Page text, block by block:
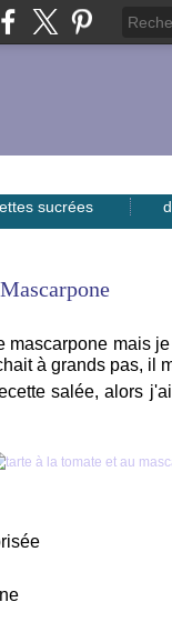
sucrées
mascarpone mais
à grands pas, il
salée, alors